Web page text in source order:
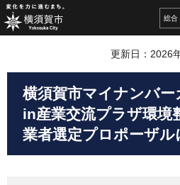
総合
更新日：2026
横須賀市マイナンバ
in産業交流プラザ環境
業者選定プロポーザル